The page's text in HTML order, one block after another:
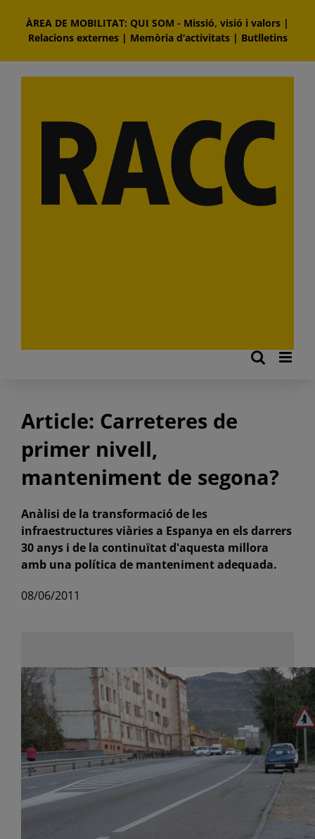
content
ÀREA DE MOBILITAT: QUI SOM - Missió, visió i valors |
Relacions externes| Memòria d‘activitats| Butlletins
Article: Carreteres de
primer nivell,
manteniment de segona?
Anàlisi de la transformació de les
infraestructures viàries a Espanya en els darrers
30 anys i de la continuïtat d'aquesta millora
amb una política de manteniment adequada.
08/06/2011